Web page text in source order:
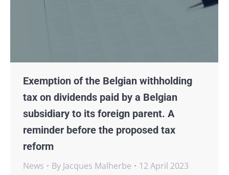
Exemption of the Belgian withholding
tax on dividends paid by a Belgian
subsidiary to its foreign parent. A
reminder before the proposed tax
reform
News By Jacques Malherbe
12 April 2023